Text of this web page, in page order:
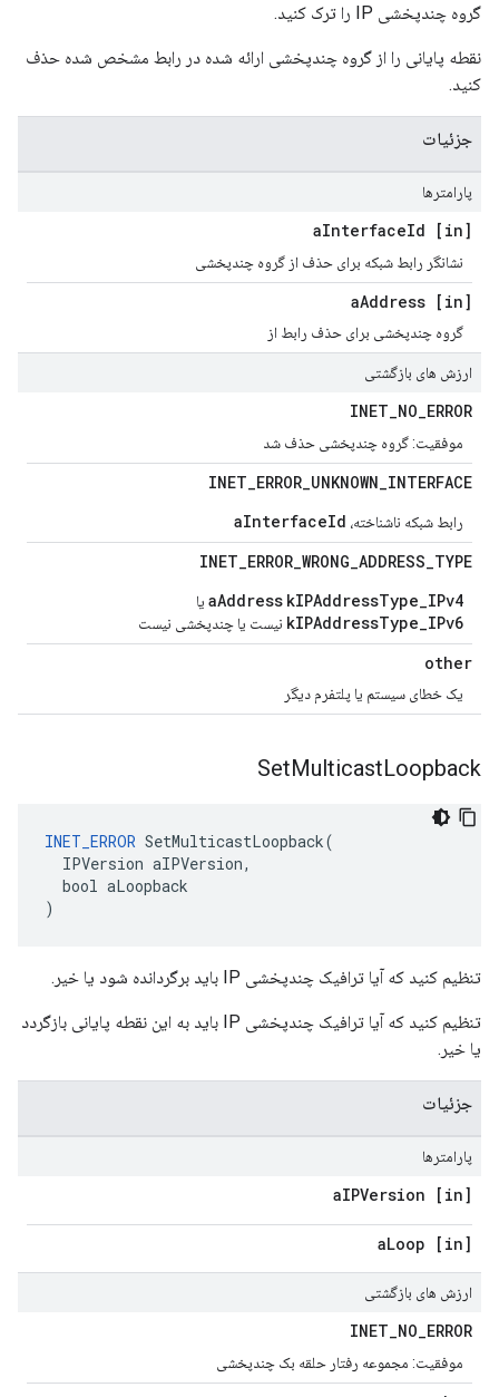
گروه چندپخشی IP را ترک کنید.
نقطه پایانی را از گروه چندپخشی ارائه شده در رابط مشخص شده حذف
کنید.
جزئیات
پارامترها
[in] a
InterfaceId
نشانگر رابط شبکه برای حذف از گروه چندپخشی
[in] a
Address
گروه چندپخشی برای حذف رابط از
ارزش های بازگشتی
INET_NO_ERROR
موفقیت: گروه چندپخشی حذف شد
INET_ERROR_UNKNOWN_INTERFACE
رابط شبکه ناشناخته، aInterfaceId
INET_ERROR_WRONG_ADDRESS_TYPE
aAddress kIPAddressType_IPv4 یا
kIPAddressType_IPv6 نیست یا چندپخشی نیست
other
یک خطای سیستم یا پلتفرم دیگر
SetMulticastLoopback
INET_ERROR SetMulticastLoopback(
  IPVersion aIPVersion,
  bool aLoopback
)
تنظیم کنید که آیا ترافیک چندپخشی IP باید برگردانده شود یا خیر.
تنظیم کنید که آیا ترافیک چندپخشی IP باید به این نقطه پایانی بازگردد
یا خیر.
جزئیات
پارامترها
[in] a
IPVersion
[in] a
Loop
ارزش های بازگشتی
INET_NO_ERROR
موفقیت: مجموعه رفتار حلقه بک چندپخشی